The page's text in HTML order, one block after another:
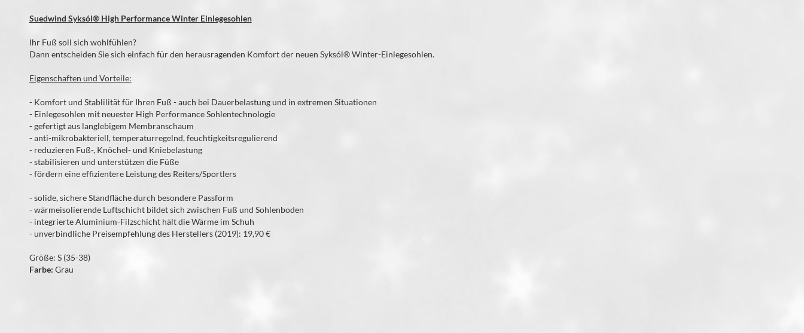
Suedwind Syksól® High Performance Winter Einlegesohlen
Ihr Fuß soll sich wohlfühlen?
Dann entscheiden Sie sich einfach für den herausragenden Komfort der neuen Syksól® Winter-Einlegesohlen.
Eigenschaften und Vorteile:
- Komfort und Stablilität für Ihren Fuß - auch bei Dauerbelastung und in extremen Situationen
- Einlegesohlen mit neuester High Performance Sohlentechnologie
- gefertigt aus langlebigem Membranschaum
- anti-mikrobakteriell, temperaturregelnd, feuchtigkeitsregulierend
- reduzieren Fuß-, Knöchel- und Kniebelastung
- stabilisieren und unterstützen die Füße
- fördern eine effizientere Leistung des Reiters/Sportlers
- solide, sichere Standfläche durch besondere Passform
- wärmeisolierende Luftschicht bildet sich zwischen Fuß und Sohlenboden
- integrierte Aluminium-Filzschicht hält die Wärme im Schuh
- unverbindliche Preisempfehlung des Herstellers (2019): 19,90 €
Größe: S (35-38)
Farbe: Grau